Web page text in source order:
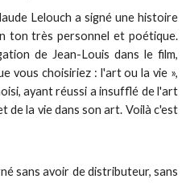
Lelouch a signé une histoire
ton très personnel et poétique.
de Jean-Louis dans le film,
vous choisiriez : l'art ou la vie »,
ayant réussi a insufflé de l'art
de la vie dans son art. Voilà c'est
sans avoir de distributeur, sans